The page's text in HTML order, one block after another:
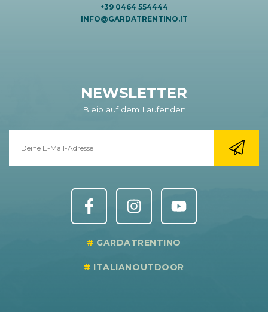
+39 0464 554444
INFO@GARDATRENTINO.IT
NEWSLETTER
Bleib auf dem Laufenden
GARDATRENTINO
ITALIANOUTDOOR